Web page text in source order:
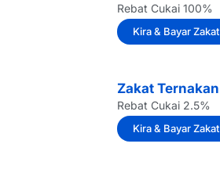
Rebat Cukai 100%
Kira & Bayar Zakat
Zakat Ternakan
Rebat Cukai 2.5%
Kira & Bayar Zakat